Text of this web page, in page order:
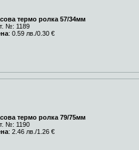
термо ролка 57/34мм
№: 1189
: 0.59 лв./0.30 €
термо ролка 79/75мм
№: 1190
: 2.46 лв./1.26 €